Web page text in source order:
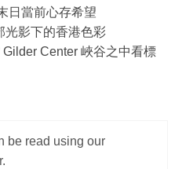
日當前心存希望
光影下的香港色彩
Center 峽谷之中看標
be read using our